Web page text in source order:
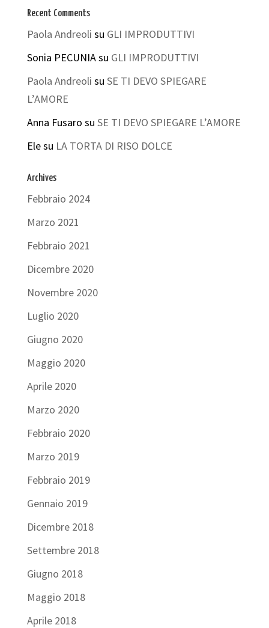
Recent Comments
Paola Andreoli su GLI IMPRODUTTIVI
Sonia PECUNIAsu GLI IMPRODUTTIVI
Paola Andreoli su SE TI DEVO SPIEGARE
L’AMORE
Anna Fusaro su SE TI DEVO SPIEGARE L’AMORE
Elesu LA TORTA DI RISO DOLCE
Archives
Febbraio 2024
Marzo 2021
Febbraio 2021
Dicembre 2020
Novembre 2020
Luglio 2020
Giugno 2020
Maggio 2020
Aprile 2020
Marzo 2020
Febbraio 2020
Marzo 2019
Febbraio 2019
Gennaio 2019
Dicembre 2018
Settembre 2018
Giugno 2018
Maggio 2018
Aprile 2018